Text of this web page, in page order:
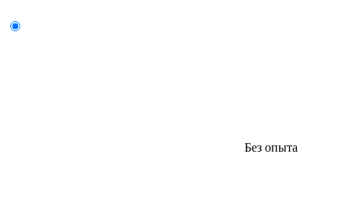
Без опыта